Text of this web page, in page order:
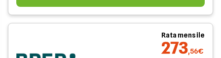
Rata mensile
273,56€